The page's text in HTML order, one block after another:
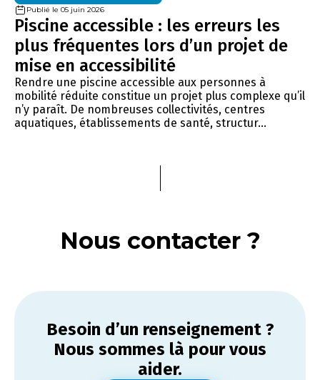
Publié le 05 juin 2026
Piscine accessible : les erreurs les
plus fréquentes lors d’un projet de
mise en accessibilité
Rendre une piscine accessible aux personnes à
mobilité réduite constitue un projet plus complexe qu’il
n’y paraît. De nombreuses collectivités, centres
aquatiques, établissements de santé, structur...
Nous contacter ?
Besoin d’un renseignement ?
Nous sommes là pour vous
aider.